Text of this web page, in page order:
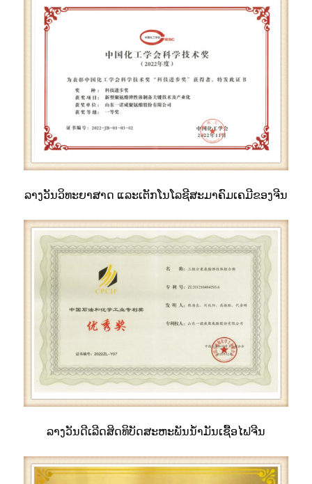
ລາງວັນວິທະຍາສາດ ແລະເຕັກໂນໂລຊີສະມາຄົມເຄມີຂອງຈີນ
ລາງວັນດີເລີດສິດທິບັດສະຫະພັນນ້ຳມັນເຊື້ອໄຟຈີນ